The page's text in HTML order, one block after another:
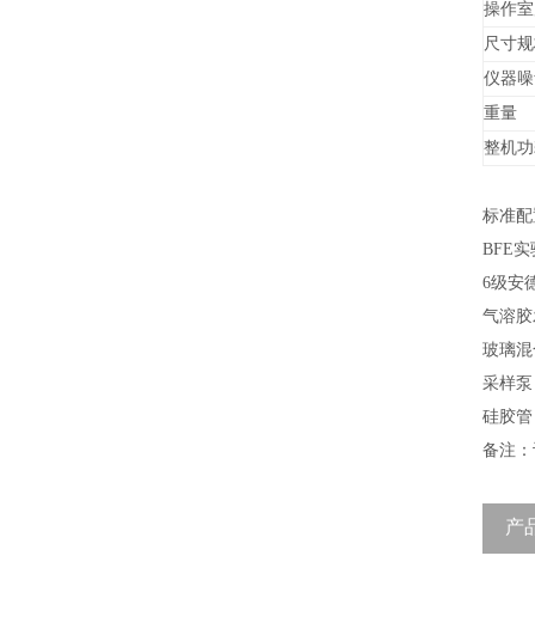
操作
尺寸
仪器
重量
整机
标准
BFE实
6级安
气溶
玻璃
采样泵
硅胶管
备注
产